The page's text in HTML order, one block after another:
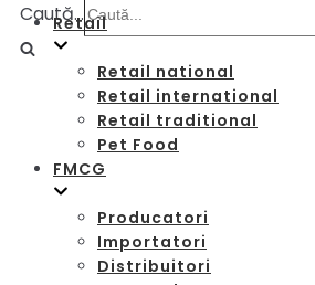
Caută...
Retail
Retail national
Retail international
Retail traditional
Pet Food
FMCG
Producatori
Importatori
Distribuitori